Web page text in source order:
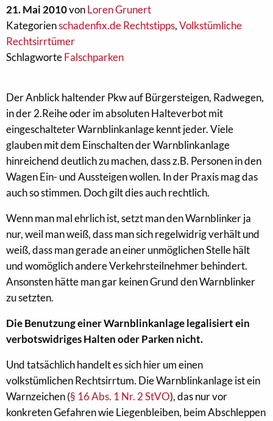
21. Mai 2010vonLoren Grunert
Kategorienschadenfix.de Rechtstipps,Volkstümliche
Rechtsirrtümer
SchlagworteFalschparken
Der Anblick haltender Pkw auf Bürgersteigen, Radwegen,
in der 2.Reihe oder im absoluten Halteverbot mit
eingeschalteter Warnblinkanlage kennt jeder. Viele
glauben mit dem Einschalten der Warnblinkanlage
hinreichend deutlich zu machen, dass z.B. Personen in den
Wagen Ein- und Aussteigen wollen. In der Praxis mag das
auch so stimmen. Doch gilt dies auch rechtlich.
Wenn man mal ehrlich ist, setzt man den Warnblinker ja
nur, weil man weiß, dass man sich regelwidrig verhält und
weiß, dass man gerade an einer unmöglichen Stelle hält
und womöglich andere Verkehrsteilnehmer behindert.
Ansonsten hätte man gar keinen Grund den Warnblinker
zu setzten.
Die Benutzung einer Warnblinkanlage legalisiert ein
verbotswidriges Halten oder Parken nicht.
Und tatsächlich handelt es sich hier um einen
volkstümlichen Rechtsirrtum. Die Warnblinkanlage ist ein
Warnzeichen (§ 16 Abs. 1 Nr. 2 StVO), das nur vor
konkreten Gefahren wie Liegenbleiben, beim Abschleppen